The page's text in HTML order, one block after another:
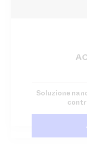
Soluzione